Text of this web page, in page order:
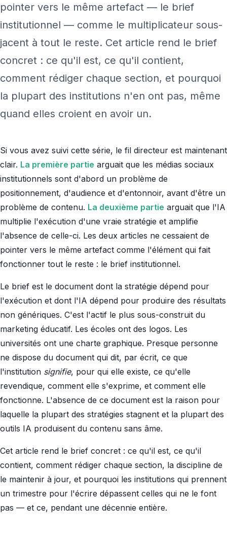
pointer vers le même artefact — le brief
institutionnel — comme le multiplicateur sous-
jacent à tout le reste. Cet article rend le brief
concret : ce qu'il est, ce qu'il contient,
comment rédiger chaque section, et pourquoi
la plupart des institutions n'en ont pas, même
quand elles croient en avoir un.
Si vous avez suivi cette série, le fil directeur est maintenant
clair. La première partie arguait que les médias sociaux
institutionnels sont d'abord un problème de
positionnement, d'audience et d'entonnoir, avant d'être un
problème de contenu. La deuxième partie arguait que l'IA
multiplie l'exécution d'une vraie stratégie et amplifie
l'absence de celle-ci. Les deux articles ne cessaient de
pointer vers le même artefact comme l'élément qui fait
fonctionner tout le reste : le brief institutionnel.
Le brief est le document dont la stratégie dépend pour
l'exécution et dont l'IA dépend pour produire des résultats
non génériques. C'est l'actif le plus sous-construit du
marketing éducatif. Les écoles ont des logos. Les
universités ont une charte graphique. Presque personne
ne dispose du document qui dit, par écrit, ce que
l'institution signifie, pour qui elle existe, ce qu'elle
revendique, comment elle s'exprime, et comment elle
fonctionne. L'absence de ce document est la raison pour
laquelle la plupart des stratégies stagnent et la plupart des
outils IA produisent du contenu sans âme.
Cet article rend le brief concret : ce qu'il est, ce qu'il
contient, comment rédiger chaque section, la discipline de
le maintenir à jour, et pourquoi les institutions qui prennent
un trimestre pour l'écrire dépassent celles qui ne le font
pas — et ce, pendant une décennie entière.